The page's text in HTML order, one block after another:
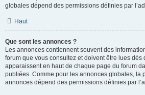
globales dépend des permissions définies par
Haut
Que sont les annonces ?
Les annonces contiennent souvent des
forum que vous consultez et doivent être lues
apparaissent en haut de chaque page du forum
publiées. Comme pour les annonces globales, la
annonces dépend des permissions définies par